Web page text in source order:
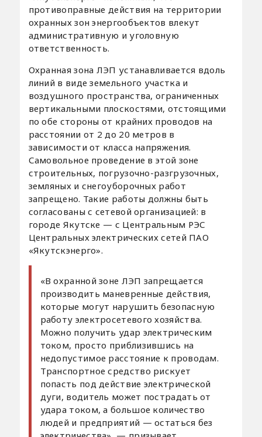
противоправные действия на территории
охранных зон энергообъектов влекут
административную и уголовную
ответственность.
Охранная зона ЛЭП устанавливается вдоль
линий в виде земельного участка и
воздушного пространства, ограниченных
вертикальными плоскостями, отстоящими
по обе стороны от крайних проводов на
расстоянии от 2 до 20 метров в
зависимости от класса напряжения.
Самовольное проведение в этой зоне
строительных, погрузочно-разгрузочных,
земляных и снегоуборочных работ
запрещено. Такие работы должны быть
согласованы с сетевой организацией: в
городе Якутске — с Центральным РЭС
Центральных электрических сетей ПАО
«Якутскэнерго».
«В охранной зоне ЛЭП запрещается
производить маневренные действия,
которые могут нарушить безопасную
работу электросетевого хозяйства.
Можно получить удар электрическим
током, просто приблизившись на
недопустимое расстояние к проводам.
Транспортное средство рискует
попасть под действие электрической
дуги, водитель может пострадать от
удара током, а большое количество
людей и предприятий — остаться без